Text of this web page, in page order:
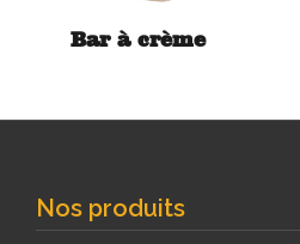
Bar à crème
Nos produits